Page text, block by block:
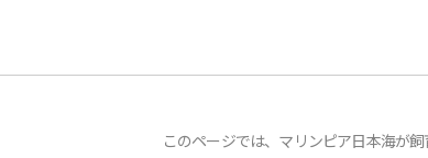
このページでは、マリンピア日本海が